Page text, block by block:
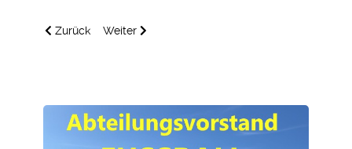
Vorheriger Beitrag: Der Hauptvorstand informiert...
Zurück Nächster Beitrag: Jahresrückblick 2025
Weiter